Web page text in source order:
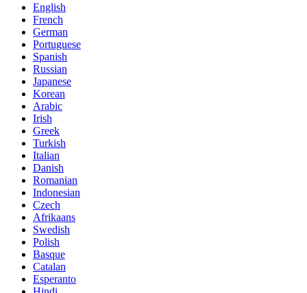
English
French
German
Portuguese
Spanish
Russian
Japanese
Korean
Arabic
Irish
Greek
Turkish
Italian
Danish
Romanian
Indonesian
Czech
Afrikaans
Swedish
Polish
Basque
Catalan
Esperanto